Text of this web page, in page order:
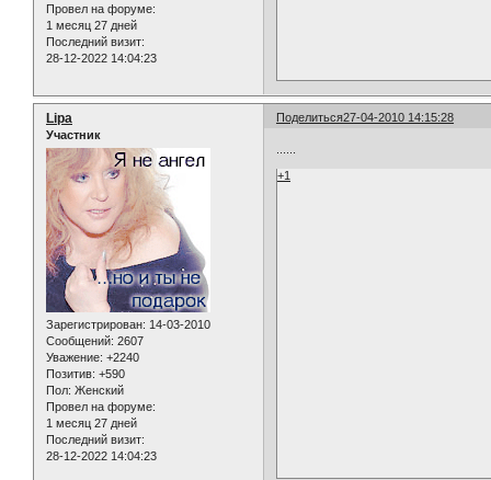
Провел на форуме:
1 месяц 27 дней
Последний визит:
28-12-2022 14:04:23
Поделиться27-04-2010 14:15:28
Lipa
Участник
Зарегистрирован: 14-03-2010
Сообщений: 2607
Уважение: +2240
Позитив: +590
Пол: Женский
Провел на форуме:
1 месяц 27 дней
Последний визит:
28-12-2022 14:04:23
+1